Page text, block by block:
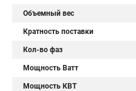
Объемный вес
Кратность поставки
Кол-во фаз
Мощность Ватт
Мощность КВТ